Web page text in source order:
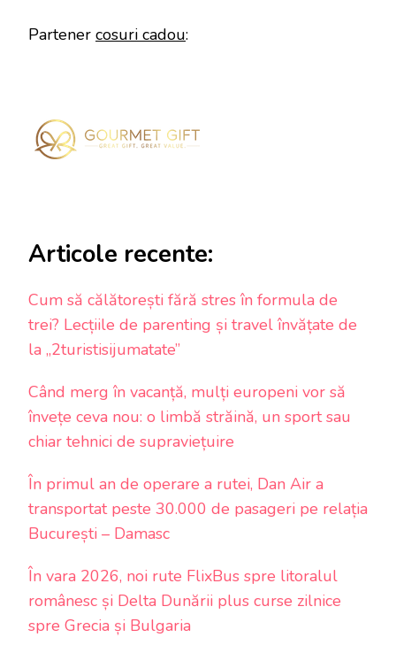
Partener cosuri cadou:
Articole recente:
Cum să călătorești fără stres în formula de
trei? Lecțiile de parenting și travel învățate de
la „2turistisijumatate”
Când merg în vacanță, mulți europeni vor să
învețe ceva nou: o limbă străină, un sport sau
chiar tehnici de supraviețuire
În primul an de operare a rutei, Dan Air a
transportat peste 30.000 de pasageri pe relația
București – Damasc
În vara 2026, noi rute FlixBus spre litoralul
românesc și Delta Dunării plus curse zilnice
spre Grecia și Bulgaria